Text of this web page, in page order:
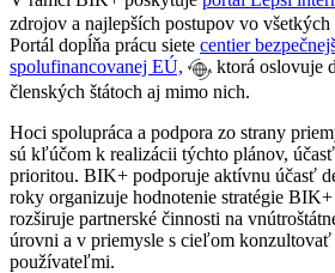
zdrojov a najlepších postupov vo
Portál dopĺňa prácu siete centier
spolufinancovanej EÚ,
ktorá oslovuje
členských štátoch aj mimo nich.
Hoci spolupráca a podpora zo strany
sú kľúčom k realizácii týchto plánov, účasť
prioritou. BIK+ podporuje aktívnu účasť
roky organizuje hodnotenie stratégie
rozširuje partnerské činnosti na
úrovni a v priemysle s cieľom konzultovať
používateľmi.